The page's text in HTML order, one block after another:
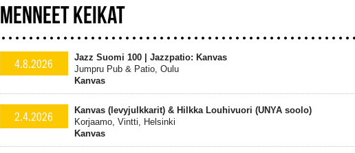
MENNEET KEIKAT
4.8.2026
Jazz Suomi 100 | Jazzpatio: Kanvas
Jumpru Pub & Patio, Oulu
Kanvas
2.4.2026
Kanvas (levyjulkkarit) & Hilkka Louhivuori (UNYA soolo)
Korjaamo, Vintti, Helsinki
Kanvas